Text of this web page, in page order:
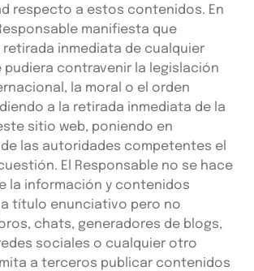
respecto a estos contenidos. En
manifiesta que
retirada inmediata de cualquier
contravenir la legislación
la moral o el orden
a la retirada inmediata de la
sitio web, poniendo en
las autoridades competentes el
El Responsable no se hace
la información y contenidos
título enunciativo pero no
chats, generadores de blogs,
sociales o cualquier otro
a terceros publicar contenidos